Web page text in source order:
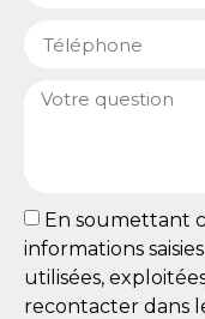
En soumettant
informations
utilisées,
recontacter dans